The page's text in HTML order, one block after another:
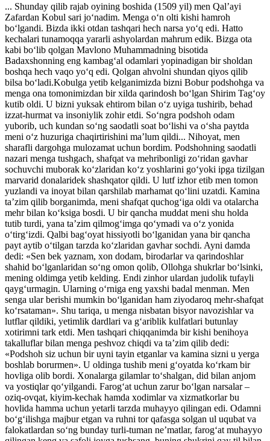
... Shunday qilib rajab oyining boshida (1509 yil) men Qal’ayi
Zafardan Kobul sari jo‘nadim. Menga o‘n olti kishi hamroh
bo‘lgandi. Bizda ikki otdan tashqari hech narsa yo‘q edi. Hatto
kechalari tunamoqqa yararli ashyolardan mahrum edik. Bizga ota
kabi bo‘lib qolgan Mavlono Muhammadning bisotida
Badaxshonning eng kambag‘al odamlari yopinadigan bir sholdan
boshqa hech vaqo yo‘q edi. Qolgan ahvolni shundan qiyos qilib
bilsa bo‘ladi.Kobulga yetib kelganimizda bizni Bobur podshohga va
menga ona tomonimizdan bir xilda qarindosh bo‘lgan Shirim Tag‘oy
kutib oldi. U bizni yuksak ehtirom bilan o‘z uyiga tushirib, behad
izzat-hurmat va insoniylik zohir etdi. So‘ngra podshoh odam
yuborib, uch kundan so‘ng saodatli soat bo‘lishi va o‘sha paytda
meni o‘z huzuriga chaqirtirishini ma’lum qildi... Nihoyat, men
sharafli dargohga mulozamat uchun bordim. Podshohning saodatli
nazari menga tushgach, shafqat va mehribonligi zo‘ridan gavhar
sochuvchi muborak ko‘zlaridan ko‘z yoshlarini go‘yoki ipga tizilgan
marvarid donalaridek shashqator qildi. U lutf izhor etib men tomon
yuzlandi va inoyat bilan qarshilab marhamat qo‘lini uzatdi. Kamina
ta’zim qilib borganimda, meni shafqat quchog‘iga oldi va otalarcha
mehr bilan ko‘ksiga bosdi. U bir qancha muddat meni shu holda
tutib turdi, yana ta’zim qilmog‘imga qo‘ymadi va o‘z yonida
o‘tirg‘izdi. Qalbi bag‘oyat hissiyotli bo‘lganidan yana bir qancha
payt aytib o‘tilgan tarzda ko‘zlaridan gavhar sochdi. Ayni damda
dedi: «Sen bek yaznam, xon dodam, birodarlar va qarindoshlar
shahid bo‘lganlaridan so‘ng omon qolib, Ollohga shukrlar bo‘lsinki,
mening oldimga yetib kelding. Endi zinhor ulardan judolik tufayli
qayg‘urmagin. Ularning o‘rniga eng yaxshi badal menman. Men
senga ular berishi mumkin bo‘lganidan ham ziyodaroq mehr-shafqat
ko‘rsataman». Shu tariqa, u menga nisbatan bisyor navozishlar va
lutflar qildiki, yetimlik dardlari va g‘ariblik kulfatlari butunlay
xotirimni tark etdi. Men tashqari chiqqanimda bir kishi benihoya
takalluflar bilan menga peshvoz chiqdi va ta’zim qilib dedi:
«Podshoh siz uchun bir uyni tayin etganlar va kamina sizni u yerga
boshlab borurmen». U oldinga tushib meni g‘oyatda ko‘rkam bir
hovliga olib bordi. Xonalarga gilamlar to‘shalgan, did bilan anjom
va yostiqlar qo‘yilgandi. Farog‘at uchun zarur bo‘lgan narsalar –
oziq-ovqat, kiyim-kechak hamda xodimlar va xizmatkorlar bu
hovlida hamma uchun yetarli tarzda muhayyo qilingan edi. Odamni
bo‘g‘ilishga majbur etgan va ruhni tor qafasga solgan ul uqubat va
falokatlardan so‘ng bunday turli-tuman ne’matlar, farog‘at muhayyo